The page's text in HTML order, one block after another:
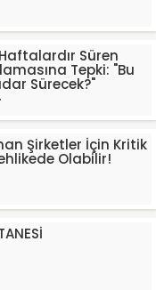
Süren
Tepki: "Bu
Sürecek?"
Şirketler İçin Kritik
Olabilir!